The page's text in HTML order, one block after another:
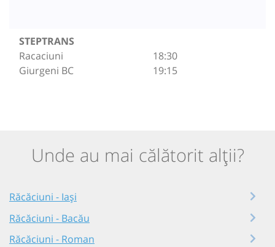
STEPTRANS
Racaciuni
Giurgeni BC
18:30
19:15
Unde au mai călătorit alții?
Răcăciuni - Iași
Răcăciuni - Bacău
Răcăciuni - Roman